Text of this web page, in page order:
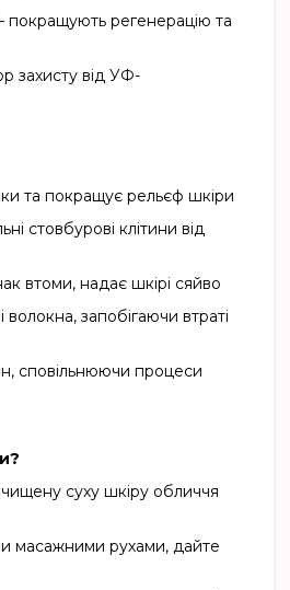
покращують регенерацію та
захисту від УФ-
та покращує рельєф шкіри
стовбурові клітини від
втоми, надає шкірі сяйво
волокна, запобігаючи втраті
сповільнюючи процеси
суху шкіру обличчя
масажними рухами, дайте